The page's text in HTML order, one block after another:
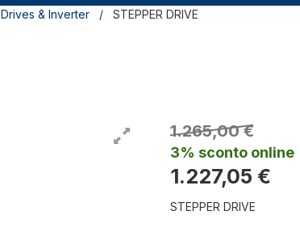
Drives & Inverter STEPPER DRIVE
1.265,00 €
3% sconto online
1.227,05 €
STEPPER DRIVE